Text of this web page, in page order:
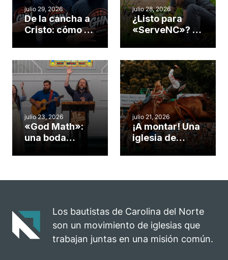
julio 29, 2026
De la cancha a
Cristo: cómo el
gimnasio de
Cary se
convirtió en un
insólito campo
misionero te
cuento
julio 28, 2026
¿Listo para
«ServeNC»? 4
obra de Dios
durante la
Semana
ServeNC
julio 23, 2026
«God Math»:
una boda
celebra el
julio 21, 2026
¡A montar! Una
iglesia de
rodeo anual en
para el
ministerio
Los bautistas de Carolina del Norte
son un movimiento de iglesias que
trabajan juntas en una misión común.